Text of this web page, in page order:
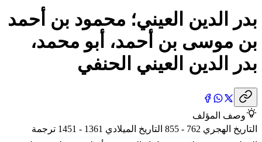
بدر الدين العيني؛ محمود بن أحمد
بن موسى بن أحمد، أبو محمد،
بدر الدين العيني الحنفي
وصف المؤلف
التاريخ الهجري 762 - 855 التاريخ الميلادي 1361 - 1451 ترجمة